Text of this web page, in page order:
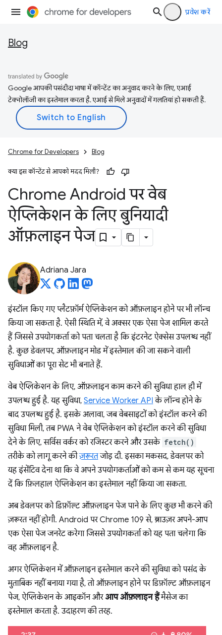
प्रवेश करें
Blog
Google आपकी पसंदीदा भाषा में कॉन्टेंट का अनुवाद करने के लिए, एआई
टेक्नोलॉजी का इस्तेमाल करता है. एआई से मिले अनुवादों में गलतियां हो सकती हैं.
Chrome for Developers Blog
क्या इस कॉन्टेंट से आपको मदद मिली?
Chrome Android पर वेब
ऐप्लिकेशन के लिए बुनियादी
ऑफ़लाइन पेज
Adriana Jara
इंस्टॉल किए गए प्लैटफ़ॉर्म ऐप्लिकेशन को ऑफ़लाइन होने पर भी लॉन्च
किया जा सकता है. ऐसी स्थिति में, वे अक्सर एक ऐसा पेज शामिल करते
हैं जिससे उपयोगकर्ता को पता चलता है कि इंटरनेट ऐक्सेस उपलब्ध नहीं
है. कुछ डेवलपर, ऑफ़लाइन मोड में इस्तेमाल की जा सकने वाली
सुविधाओं का पूरा सेट भी बनाते हैं.
वेब ऐप्लिकेशन के लिए, ऑफ़लाइन काम करने की सुविधा हाल ही में
उपलब्ध हुई है. यह सुविधा, Service Worker API के लॉन्च होने के
बाद उपलब्ध हुई है. इसके अलावा, जब वेबसाइटों को इंस्टॉल करने की
सुविधा मिली, तब PWA ने वेब ऐप्लिकेशन को इंस्टॉल करने की सुविधा
देने के लिए, सर्विस वर्कर को रजिस्टर करने और उसके fetch()
तरीके को लागू करने कीज़रूरतजोड़ दी. इसका मकसद, डेवलपर को
यह इंसेंटिव देना था कि वे अपने उपयोगकर्ताओं को कम से कम यह सूचना
दें कि फ़िलहाल ऐप्लिकेशन का इस्तेमाल नहीं किया जा सकता.
अब डेवलपर को डिफ़ॉल्ट ऑफ़लाइन पेज पाने के लिए कुछ भी करने की
ज़रूरत नहीं होगी. Android पर Chrome 109 से, ब्राउज़र अपने-आप
एक ऐसा पेज जनरेट करेगा जिससे उपयोगकर्ता को यह पता चलेगा कि
वह ऑफ़लाइन है.
अगर ऐप्लिकेशन में ऑफ़लाइन इस्तेमाल करने की सुविधा को पसंद के
मुताबिक नहीं बनाया गया है, तो ऑफ़लाइन होने पर डिफ़ॉल्ट ऑफ़लाइन
पेज, ऐप्लिकेशन के आइकॉन औरआप ऑफ़लाइन हैंमैसेज का
इस्तेमाल करता है. उदाहरण की तरह.